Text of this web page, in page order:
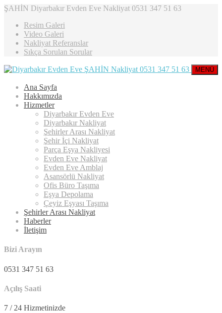
ŞAHİN Diyarbakır Evden Eve Nakliyat 0531 347 51 63
Resim Galeri
Video Galeri
Nakliyat Referanslar
Sıkça Sorulan Sorular
MENÜ
Ana Sayfa
Hakkımızda
Hizmetler
Diyarbakır Evden Eve
Diyarbakır Nakliyat
Şehirler Arası Nakliyat
Şehir İçi Nakliyat
Parça Eşya Nakliyesi
Evden Eve Nakliyat
Evden Eve Amblaj
Asansörlü Nakliyat
Ofis Büro Taşıma
Eşya Depolama
Çeyiz Eşyası Taşıma
Şehirler Arası Nakliyat
Haberler
İletişim
Bizi Arayın
0531 347 51 63
Açılış Saati
7 / 24 Hizmetinizde